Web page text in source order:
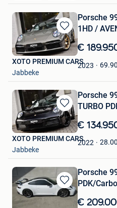
Bewaren
in
Mijn
Favorieten
Porsche
1HD /
€
2023
XOTO PREMIUM CARS
Jabbeke
Bewaren
in
Mijn
Favorieten
Porsche
TURBO
€
2022
XOTO PREMIUM CARS
Jabbeke
Bewaren
in
Porsche
PDK/
€